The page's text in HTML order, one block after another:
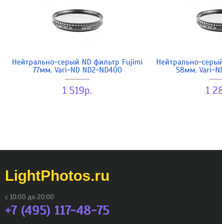
Нейтрально-серый ND фильтр Fujimi
77мм. Vari-ND ND2-ND400
1 519р.
Нейтрально-
58мм. Vari-
1
LightPhotos.ru
с 10:00 до 20:00
+7 (495) 117-48-75